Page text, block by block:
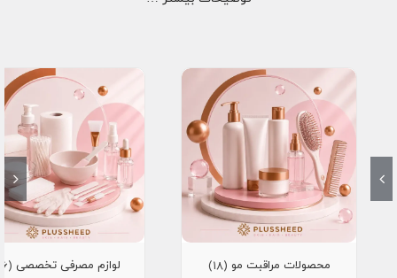
محصولات مراقبت مو (18) لوازم مصرفی تخصصی (16)